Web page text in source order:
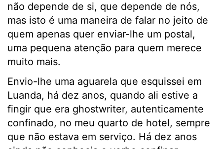
não depende de si, que depende de nós,
mas isto é uma maneira de falar no jeito de
quem apenas quer enviar-lhe um postal,
uma pequena atenção para quem merece
muito mais.
Envio-lhe uma aguarela que esquissei em
Luanda, há dez anos, quando ali estive a
fingir que era ghostwriter, autenticamente
confinado, no meu quarto de hotel, sempre
que não estava em serviço. Há dez anos